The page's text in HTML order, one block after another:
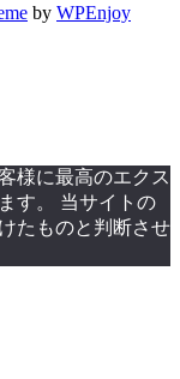
by WPEnjoy
様に最高のエクス
す。 当サイトの
たものと判断させ